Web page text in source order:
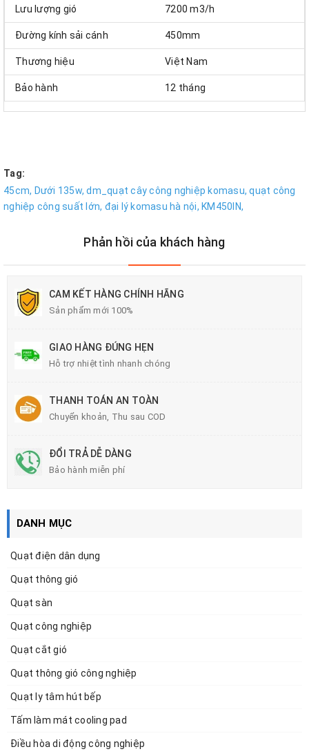
Lưu lượng gió 7200 m3/h
Đường kính sải cánh 450mm
Thương hiệu Việt Nam
Bảo hành 12 tháng
Tag:
45cm, Dưới 135w, dm_quạt cây công nghiệp komasu, quạt công
nghiệp công suất lớn, đại lý komasu hà nội, KM450IN,
Phản hồi của khách hàng
CAM KẾT HÀNG CHÍNH HÃNG
Sản phẩm mới 100%
GIAO HÀNG ĐÚNG HẸN
Hỗ trợ nhiệt tình nhanh chóng
THANH TOÁN AN TOÀN
Chuyển khoản, Thu sau COD
ĐỔI TRẢ DỄ DÀNG
Bảo hành miễn phí
DANH MỤC
Quạt điện dân dụng
Quạt thông gió
Quạt sàn
Quạt công nghiệp
Quạt cắt gió
Quạt thông gió công nghiệp
Quạt ly tâm hút bếp
Tấm làm mát cooling pad
Điều hòa di động công nghiệp